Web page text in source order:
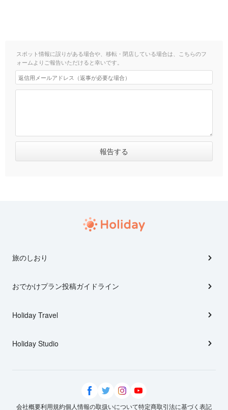
スポット情報に誤りがある場合や、移転・閉店している場合は、こちらのフ
ォームよりご報告いただけると幸いです。
旅のしおり
おでかけプラン投稿ガイドライン
Holiday Travel
Holiday Studio
会社概要利用規約個人情報の取扱いについて特定商取引法に基づく表記